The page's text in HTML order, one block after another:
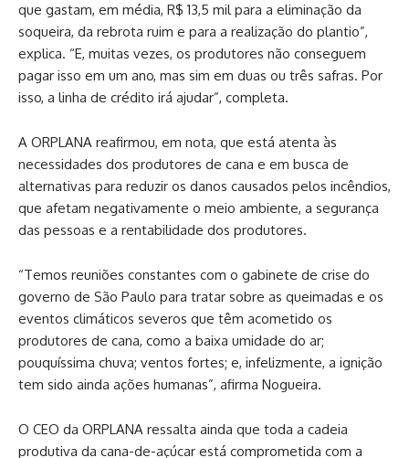
que gastam, em média, R$ 13,5 mil para a eliminação da
soqueira, da rebrota ruim e para a realização do plantio”,
explica. “E, muitas vezes, os produtores não conseguem
pagar isso em um ano, mas sim em duas ou três safras. Por
isso, a linha de crédito irá ajudar”, completa.
A ORPLANA reafirmou, em nota, que está atenta às
necessidades dos produtores de cana e em busca de
alternativas para reduzir os danos causados pelos incêndios,
que afetam negativamente o meio ambiente, a segurança
das pessoas e a rentabilidade dos produtores.
“Temos reuniões constantes com o gabinete de crise do
governo de São Paulo para tratar sobre as queimadas e os
eventos climáticos severos que têm acometido os
produtores de cana, como a baixa umidade do ar;
pouquíssima chuva; ventos fortes; e, infelizmente, a ignição
tem sido ainda ações humanas”, afirma Nogueira.
O CEO da ORPLANA ressalta ainda que toda a cadeia
produtiva da cana-de-açúcar está comprometida com a